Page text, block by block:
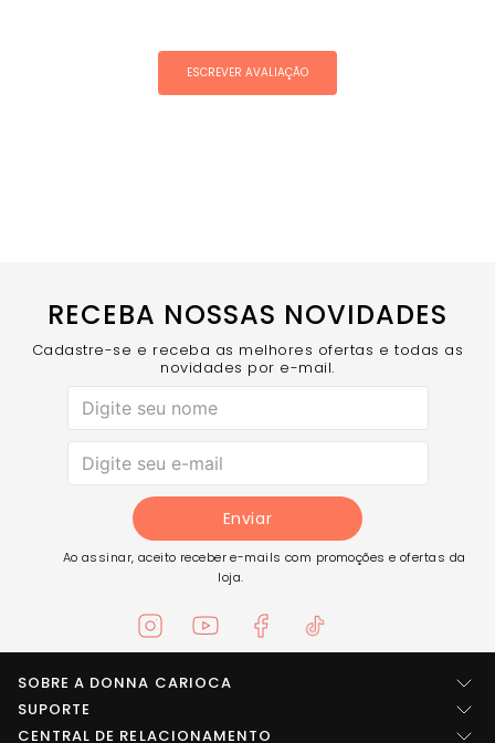
ESCREVER AVALIAÇÃO
RECEBA NOSSAS NOVIDADES
Cadastre-se e receba as melhores ofertas e todas as
novidades por e-mail.
Enviar
Ao assinar, aceito receber e-mails com promoções e ofertas da
loja.
SOBRE A DONNA CARIOCA
Quem somos
SUPORTE
Central de ajuda
CENTRAL DE RELACIONAMENTO